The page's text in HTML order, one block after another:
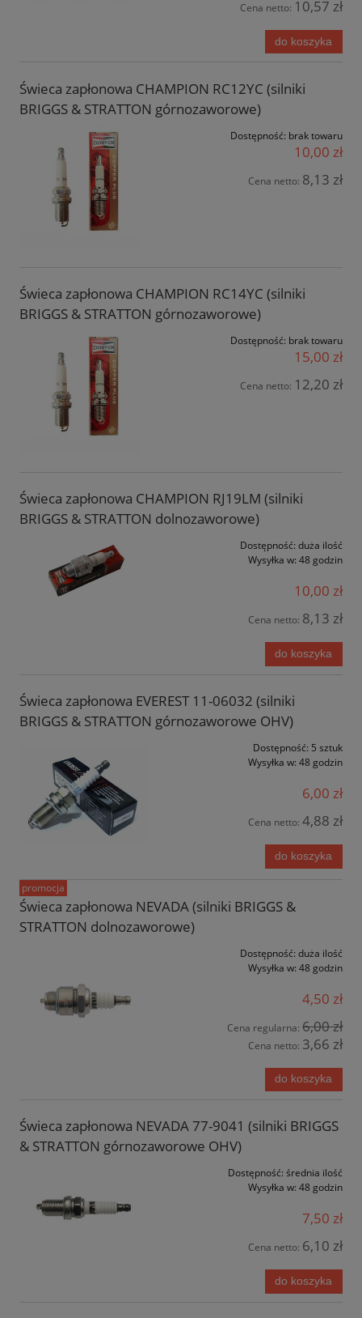
Cena netto: 10,57 zł
do koszyka
Świeca zapłonowa CHAMPION RC12YC (silniki
BRIGGS & STRATTON górnozaworowe)
Dostępność: brak towaru
10,00 zł
Cena netto: 8,13 zł
Świeca zapłonowa CHAMPION RC14YC (silniki
BRIGGS & STRATTON górnozaworowe)
Dostępność: brak towaru
15,00 zł
Cena netto: 12,20 zł
Świeca zapłonowa CHAMPION RJ19LM (silniki
BRIGGS & STRATTON dolnozaworowe)
Dostępność: duża ilość
Wysyłka w: 48 godzin
10,00 zł
Cena netto: 8,13 zł
do koszyka
Świeca zapłonowa EVEREST 11-06032 (silniki
BRIGGS & STRATTON górnozaworowe OHV)
Dostępność: 5 sztuk
Wysyłka w: 48 godzin
6,00 zł
Cena netto: 4,88 zł
do koszyka
Świeca zapłonowa NEVADA (silniki BRIGGS &
STRATTON dolnozaworowe)
Dostępność: duża ilość
Wysyłka w: 48 godzin
4,50 zł
Cena regularna: 6,00 zł
Cena netto: 3,66 zł
do koszyka
promocja
Świeca zapłonowa NEVADA 77-9041 (silniki BRIGGS
& STRATTON górnozaworowe OHV)
Dostępność: średnia ilość
Wysyłka w: 48 godzin
7,50 zł
Cena netto: 6,10 zł
do koszyka